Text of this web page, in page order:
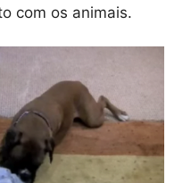
com os animais.